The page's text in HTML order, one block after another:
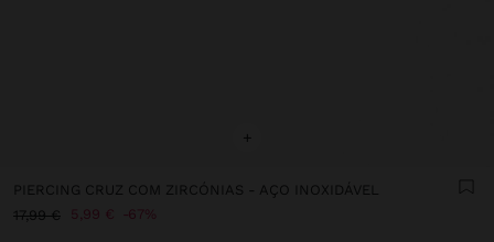
+
PIERCING CRUZ COM ZIRCÓNIAS - AÇO INOXIDÁVEL
17,99 €
5,99 € 67%